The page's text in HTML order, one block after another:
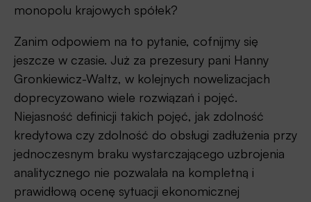
monopolu krajowych spółek?
Zanim odpowiem na to pytanie, cofnijmy się
jeszcze w czasie. Już za prezesury pani Hanny
Gronkiewicz-Waltz, w kolejnych nowelizacjach
doprecyzowano wiele rozwiązań i pojęć.
Niejasność definicji takich pojęć, jak zdolność
kredytowa czy zdolność do obsługi zadłużenia przy
jednoczesnym braku wystarczającego uzbrojenia
analitycznego nie pozwalała na kompletną i
prawidłową ocenę sytuacji ekonomicznej